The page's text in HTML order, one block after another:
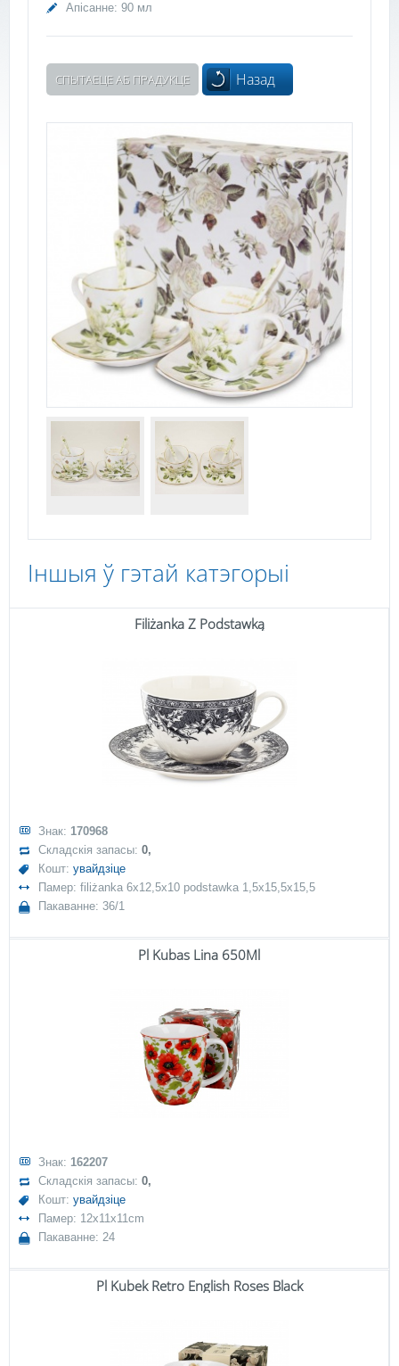
Апісанне: 90 мл
СПЫТАЕЦЕ АБ ПРАДУКЦЕ Назад
Іншыя ў гэтай катэгорыі
Filiżanka Z Podstawką
Знак: 170968
Складскія запасы:0,
Кошт:увайдзіце
Памер: filiżanka 6x12,5x10 podstawka 1,5x15,5x15,5
Пакаванне: 36/1
Pl Kubas Lina 650Ml
Знак: 162207
Складскія запасы:0,
Кошт:увайдзіце
Памер: 12x11x11cm
Пакаванне: 24
Pl Kubek Retro English Roses Black